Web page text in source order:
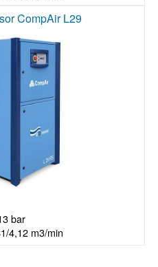
CompAir L29
bar
4,12 m3/min